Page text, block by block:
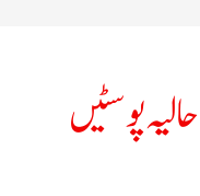
ر
حالیہ پوسٹیں